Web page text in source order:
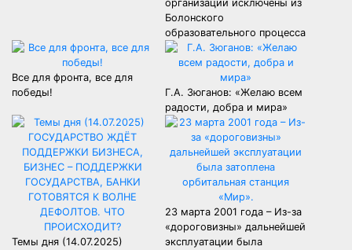
организации исключены из
Болонского
образовательного процесса
Все для фронта, все для
победы!
Г.А. Зюганов: «Желаю всем
радости, добра и мира»
Темы дня (14.07.2025)
23 марта 2001 года – Из-за
«дороговизны» дальнейшей
эксплуатации была